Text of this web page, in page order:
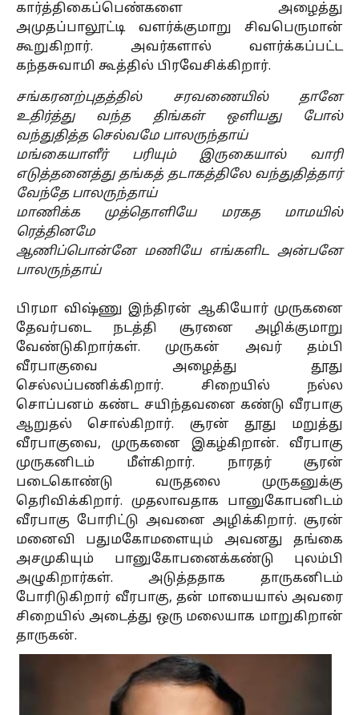
கார்த்திகைப்பெண்களை அழைத்து
அமுதப்பாலூட்டி வளர்க்குமாறு சிவபெருமான்
கூறுகிறார். அவர்களால் வளர்க்கப்பட்ட
கந்தசுவாமி கூத்தில் பிரவேசிக்கிறார்.
சங்கரனற்புதத்தில் சரவணையில் தானே
உதிர்த்து வந்த திங்கள் ஒளியது போல்
வந்துதித்த செல்வமே பாலருந்தாய்
மங்கையாளீர் பரியும் இருகையால் வாரி
எடுத்தனைத்து தங்கத் தடாகத்திலே வந்துதித்தார்
வேந்தே பாலருந்தாய்
மாணிக்க முத்தொளியே மரகத மாமயில்
ரெத்தினமே
ஆணிப்பொன்னே மணியே எங்களிட அன்பனே
பாலருந்தாய்
பிரமா விஷ்ணு இந்திரன் ஆகியோர் முருகனை
தேவர்படை நடத்தி சூரனை அழிக்குமாறு
வேண்டுகிறார்கள். முருகன் அவர் தம்பி
வீரபாகுவை அழைத்து தூது
செல்லப்பணிக்கிறார். சிறையில் நல்ல
சொப்பனம் கண்ட சயிந்தவனை கண்டு வீரபாகு
ஆறுதல் சொல்கிறார். சூரன் தூது மறுத்து
வீரபாகுவை, முருகனை இகழ்கிறான். வீரபாகு
முருகனிடம் மீள்கிறார். நாரதர் சூரன்
படைகொண்டு வருதலை முருகனுக்கு
தெரிவிக்கிறார். முதலாவதாக பானுகோபனிடம்
வீரபாகு போரிட்டு அவனை அழிக்கிறார். சூரன்
மனைவி பதுமகோமளையும் அவனது தங்கை
அசமுகியும் பானுகோபனைக்கண்டு புலம்பி
அழுகிறார்கள். அடுத்ததாக தாருகனிடம்
போரிடுகிறார் வீரபாகு, தன் மாயையால் அவரை
சிறையில் அடைத்து ஒரு மலையாக மாறுகிறான்
தாருகன்.